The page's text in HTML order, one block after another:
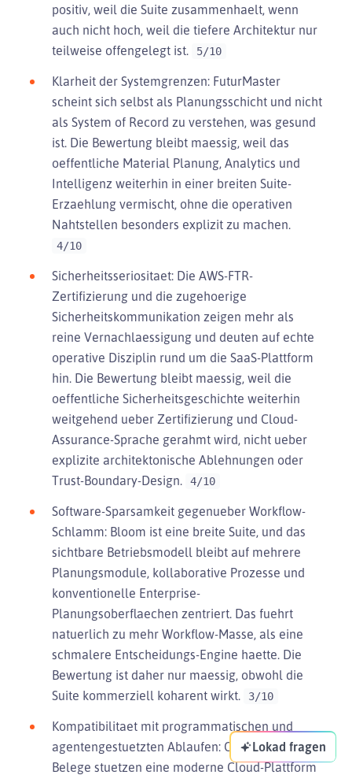
positiv, weil die Suite zusammenhaelt, wenn
auch nicht hoch, weil die tiefere Architektur nur
teilweise offengelegt ist.
5/10
Klarheit der Systemgrenzen: FuturMaster
scheint sich selbst als Planungsschicht und nicht
als System of Record zu verstehen, was gesund
ist. Die Bewertung bleibt maessig, weil das
oeffentliche Material Planung, Analytics und
Intelligenz weiterhin in einer breiten Suite-
Erzaehlung vermischt, ohne die operativen
Nahtstellen besonders explizit zu machen.
4/10
Sicherheitsseriositaet: Die AWS-FTR-
Zertifizierung und die zugehoerige
Sicherheitskommunikation zeigen mehr als
reine Vernachlaessigung und deuten auf echte
operative Disziplin rund um die SaaS-Plattform
hin. Die Bewertung bleibt maessig, weil die
oeffentliche Sicherheitsgeschichte weiterhin
weitgehend ueber Zertifizierung und Cloud-
Assurance-Sprache gerahmt wird, nicht ueber
explizite architektonische Ablehnungen oder
Trust-Boundary-Design.
4/10
Software-Sparsamkeit gegenueber Workflow-
Schlamm: Bloom ist eine breite Suite, und das
sichtbare Betriebsmodell bleibt auf mehrere
Planungsmodule, kollaborative Prozesse und
konventionelle Enterprise-
Planungsoberflaechen zentriert. Das fuehrt
natuerlich zu mehr Workflow-Masse, als eine
schmalere Entscheidungs-Engine haette. Die
Bewertung ist daher nur maessig, obwohl die
Suite kommerziell koharent wirkt.
3/10
Kompatibilitaet mit programmatischen und
agentengestuetzten Ablaufen: Oeffentliche
Belege stuetzen eine moderne Cloud-Plattform
Lokad fragen